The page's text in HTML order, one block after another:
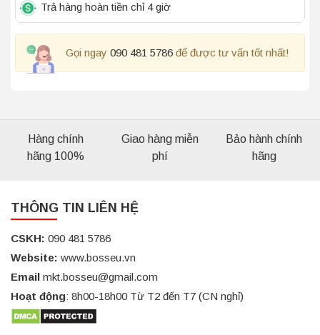
Trả hàng hoàn tiền chỉ 4 giờ
Gọi ngay 090 481 5786 để được tư vấn tốt nhất!
Hàng chính
hãng 100%
Giao hàng miễn
phí
Bảo hành chính
hãng
THÔNG TIN LIÊN HỆ
CSKH: 090 481 5786
Website: www.bosseu.vn
Email mkt.bosseu@gmail.com
Hoạt động: 8h00-18h00 Từ T2 đến T7 (CN nghỉ)